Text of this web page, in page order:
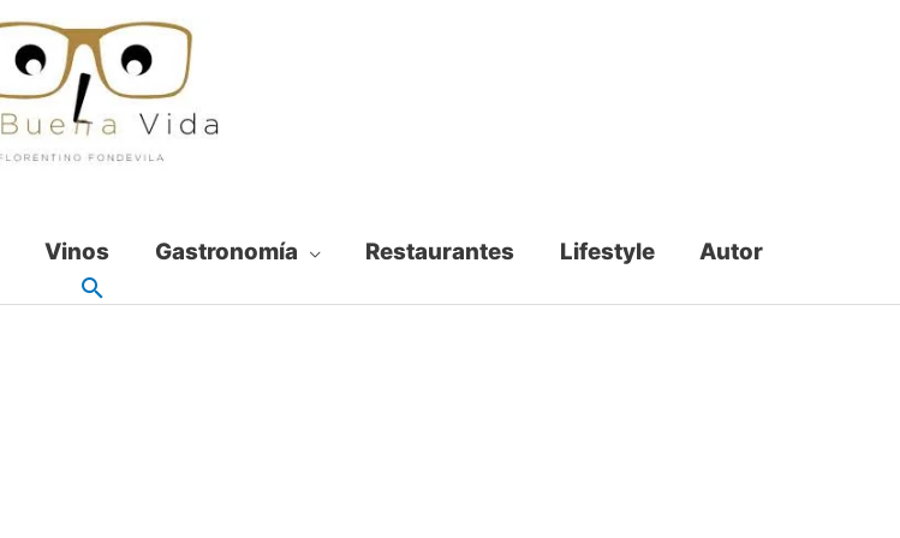
Vinos Gastronomía Restaurantes Lifestyle Autor